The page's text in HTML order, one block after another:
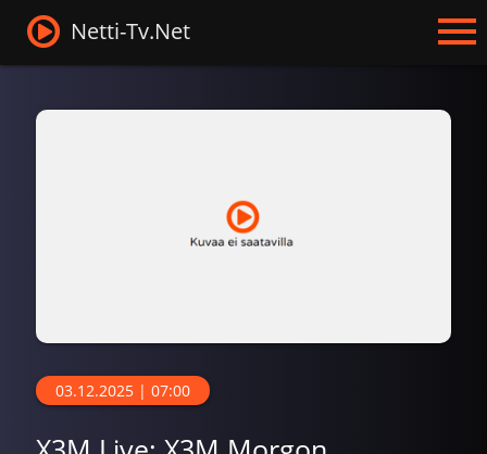
Netti-Tv.Net
03.12.2025 | 07:00